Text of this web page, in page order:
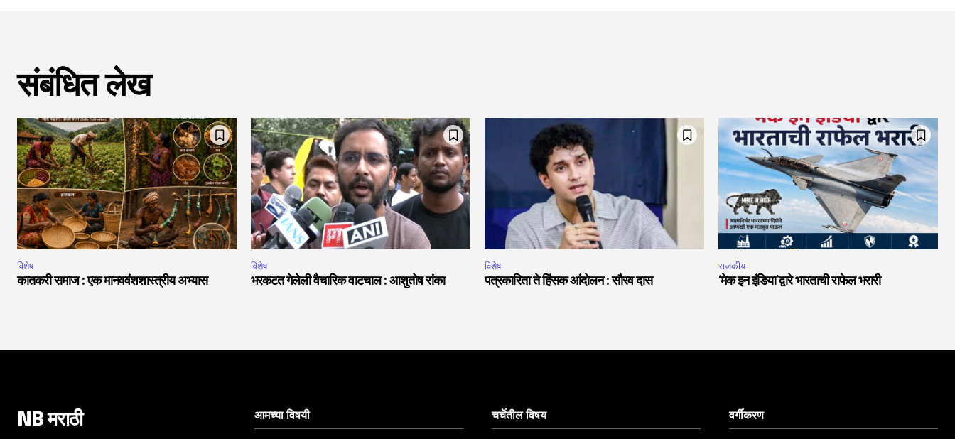
संबंधित लेख
विशेष
कातकरी समाज : एक मानववंशशास्त्रीय अभ्यास
विशेष
भरकटत गेलेली वैचारिक वाटचाल : आशुतोष रांका
विशेष
पत्रकारिता ते हिंसक आंदोलन : सौरव दास
राजकीय
‘मेक इन इंडिया’द्वारे भारताची राफेल भरारी
NB मराठी आमच्या विषयी चर्चेतील विषय वर्गीकरण